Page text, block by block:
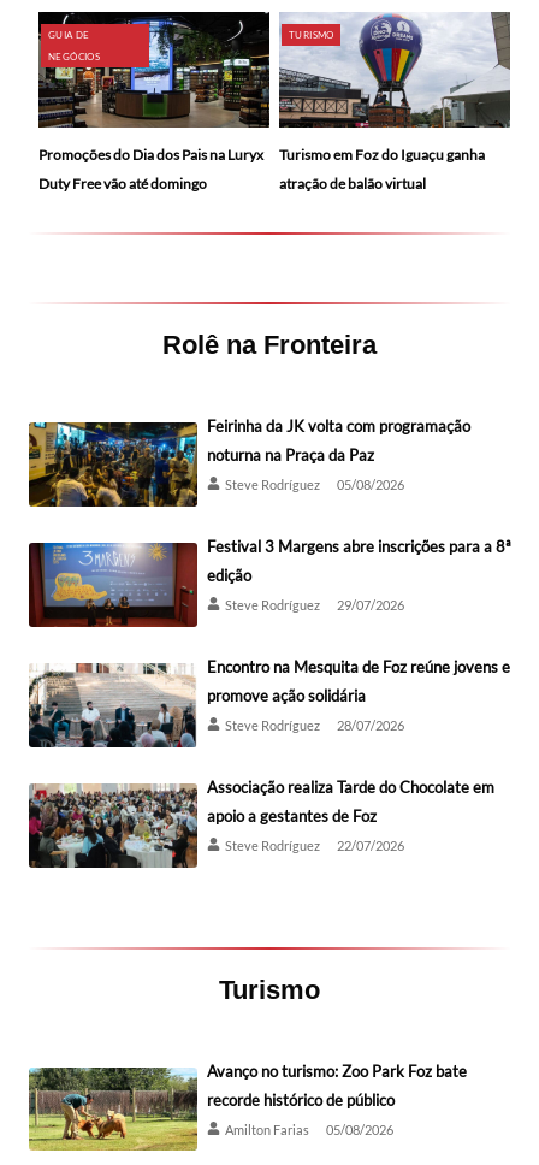
GUIA DE
NEGÓCIOS
Promoções do Dia dos Pais na Luryx
Duty Free vão até domingo
TURISMO
Turismo em Foz do Iguaçu ganha
atração de balão virtual
Rolê na Fronteira
Feirinha da JK volta com programação
noturna na Praça da Paz
Steve Rodríguez 05/08/2026
Festival 3 Margens abre inscrições para a 8ª
edição
Steve Rodríguez 29/07/2026
Encontro na Mesquita de Foz reúne jovens e
promove ação solidária
Steve Rodríguez 28/07/2026
Associação realiza Tarde do Chocolate em
apoio a gestantes de Foz
Steve Rodríguez 22/07/2026
Turismo
Avanço no turismo: Zoo Park Foz bate
recorde histórico de público
Amilton Farias 05/08/2026